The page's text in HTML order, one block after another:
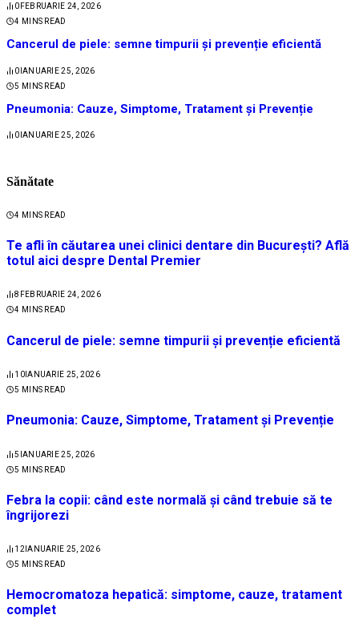
0 FEBRUARIE 24, 2026
4 MINS READ
Cancerul de piele: semne timpurii și prevenție eficientă
0 IANUARIE 25, 2026
5 MINS READ
Pneumonia: Cauze, Simptome, Tratament și Prevenție
0 IANUARIE 25, 2026
Sănătate
4 MINS READ
Te afli în căutarea unei clinici dentare din București? Află
totul aici despre Dental Premier
8 FEBRUARIE 24, 2026
4 MINS READ
Cancerul de piele: semne timpurii și prevenție eficientă
10IANUARIE 25, 2026
5 MINS READ
Pneumonia: Cauze, Simptome, Tratament și Prevenție
5 IANUARIE 25, 2026
5 MINS READ
Febra la copii: când este normală și când trebuie să te
îngrijorezi
12 IANUARIE 25, 2026
5 MINS READ
Hemocromatoza hepatică: simptome, cauze, tratament
complet